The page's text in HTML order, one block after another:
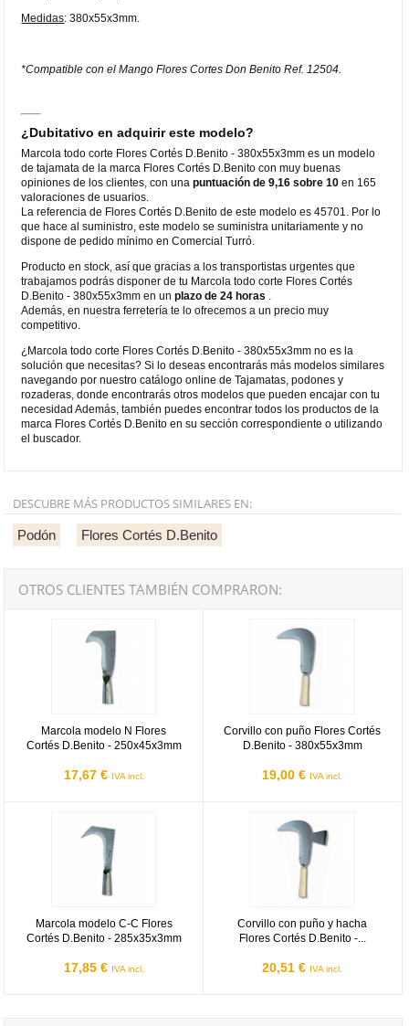
Medidas: 380x55x3mm.
*Compatible con el Mango Flores Cortes Don Benito Ref. 12504.
¿Dubitativo en adquirir este modelo?
Marcola todo corte Flores Cortés D.Benito - 380x55x3mm es un modelo
de tajamata de la marca Flores Cortés D.Benito con muy buenas
opiniones de los clientes, con unapuntuación de 9,16 sobre 10 en 165
valoraciones de usuarios.
La referencia de Flores Cortés D.Benito de este modelo es 45701. Por lo
que hace al suministro, este modelo se suministra unitariamente y no
dispone de pedido mínimo en Comercial Turró.
Producto en stock, así que gracias a los transportistas urgentes que
trabajamos podrás disponer de tu Marcola todo corte Flores Cortés
D.Benito - 380x55x3mm en unplazo de 24 horas
Además, en nuestra ferretería te lo ofrecemos a un precio muy
competitivo.
¿Marcola todo corte Flores Cortés D.Benito - 380x55x3mm no es la
solución que necesitas? Si lo deseas encontrarás más modelos similares
navegando por nuestro catálogo online de Tajamatas, podones y
rozaderas, donde encontrarás otros modelos que pueden encajar con tu
necesidad Además, también puedes encontrar todos los productos de la
marca Flores Cortés D.Benito en su sección correspondiente o utilizando
el buscador.
DESCUBRE MÁS PRODUCTOS SIMILARES EN:
Podón Flores Cortés D.Benito
OTROS CLIENTES TAMBIÉN COMPRARON:
Marcola modelo N Flores
Cortés D.Benito - 250x45x3mm
17,67 € IVA incl.
Corvillo con puño Flores Cortés
D.Benito - 380x55x3mm
19,00 € IVA incl.
Marcola modelo C-C Flores
Cortés D.Benito - 285x35x3mm
17,85 € IVA incl.
Corvillo con puño y hacha
Flores Cortés D.Benito -...
20,51 € IVA incl.